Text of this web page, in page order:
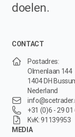
doelen.
CONTACT
Postadres:
Olmenlaan 144
1404 DH
Nederland
+31 (0)6 - 29 01
KvK: 91139953
MEDIA